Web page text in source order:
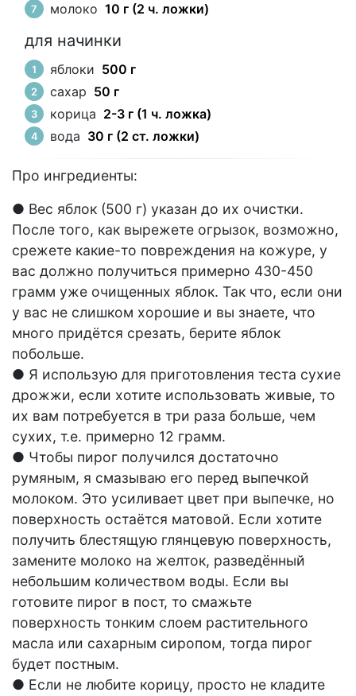
молоко 10 г (2 ч. ложки)
для начинки
яблоки 500 г
сахар 50 г
корица 2-3 г (1 ч. ложка)
вода 30 г (2 ст. ложки)
Про ингредиенты:
● Вес яблок (500 г) указан до их очистки.
После того, как вырежете огрызок, возможно,
срежете какие-то повреждения на кожуре, у
вас должно получиться примерно 430-450
грамм уже очищенных яблок. Так что, если они
у вас не слишком хорошие и вы знаете, что
много придётся срезать, берите яблок
побольше.
● Я использую для приготовления теста сухие
дрожжи, если хотите использовать живые, то
их вам потребуется в три раза больше, чем
сухих, т.е. примерно 12 грамм.
● Чтобы пирог получился достаточно
румяным, я смазываю его перед выпечкой
молоком. Это усиливает цвет при выпечке, но
поверхность остаётся матовой. Если хотите
получить блестящую глянцевую поверхность,
замените молоко на желток, разведённый
небольшим количеством воды. Если вы
готовите пирог в пост, то смажьте
поверхность тонким слоем растительного
масла или сахарным сиропом, тогда пирог
будет постным.
● Если не любите корицу, просто не кладите